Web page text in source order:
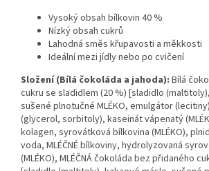
Vysoký obsah bílkovin 40 %
Nízký obsah cukrů
Lahodná směs křupavosti a měkkosti
Ideální mezi jídly nebo po cvičení
Složení (Bílá čokoláda a jahoda): Bílá
cukru se sladidlem (20 %) [sladidlo
sušené plnotučné MLÉKO, emulgátor
(glycerol, sorbitoly), kaseinát vápenatý
kolagen, syrovátková bílkovina (MLÉKO),
voda, MLÉČNÉ bílkoviny, hydrolyzovaná
(MLÉKO), MLÉČNÁ čokoláda bez přidaného